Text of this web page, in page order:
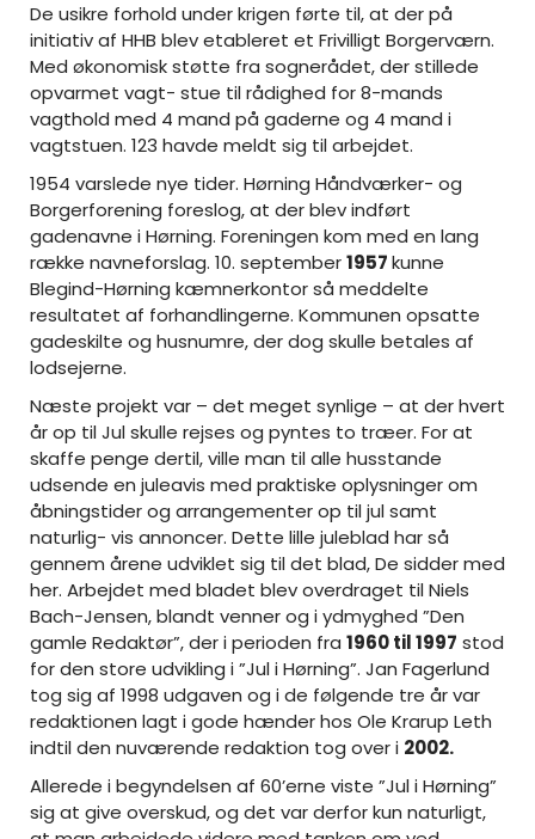
De usikre forhold under krigen førte til, at der på
initiativ af HHB blev etableret et Frivilligt Borgerværn.
Med økonomisk støtte fra sognerådet, der stillede
opvarmet vagt- stue til rådighed for 8-mands
vagthold med 4 mand på gaderne og 4 mand i
vagtstuen. 123 havde meldt sig til arbejdet.
1954 varslede nye tider. Hørning Håndværker- og
Borgerforening foreslog, at der blev indført
gadenavne i Hørning. Foreningen kom med en lang
række navneforslag. 10. september1957kunne
Blegind-Hørning kæmnerkontor så meddelte
resultatet af forhandlingerne. Kommunen opsatte
gadeskilte og husnumre, der dog skulle betales af
lodsejerne.
Næste projekt var – det meget synlige – at der hvert
år op til Jul skulle rejses og pyntes to træer. For at
skaffe penge dertil, ville man til alle husstande
udsende en juleavis med praktiske oplysninger om
åbningstider og arrangementer op til jul samt
naturlig- vis annoncer. Dette lille juleblad har så
gennem årene udviklet sig til det blad, De sidder med
her. Arbejdet med bladet blev overdraget til Niels
Bach-Jensen, blandt venner og i ydmyghed ”Den
gamle Redaktør”, der i perioden fra 1960 til 1997 stod
for den store udvikling i ”Jul i Hørning”. Jan Fagerlund
tog sig af 1998 udgaven og i de følgende tre år var
redaktionen lagt i gode hænder hos Ole Krarup Leth
indtil den nuværende redaktion tog over i 2002.
Allerede i begyndelsen af 60’erne viste ”Jul i Hørning”
sig at give overskud, og det var derfor kun naturligt,